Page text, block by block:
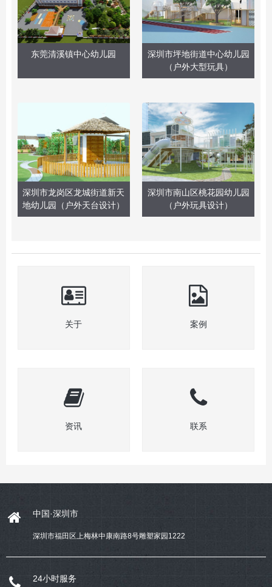
东莞清溪镇中心幼儿园
深圳市坪地街道中心幼儿园
（户外大型玩具）
深圳市龙岗区龙城街道新天
地幼儿园（户外天台设计）
深圳市南山区桃花园幼儿园
（户外玩具设计）
关于 案例
资讯 联系
中国·深圳市
深圳市福田区上梅林中康南路8号雕塑家园1222
24小时服务